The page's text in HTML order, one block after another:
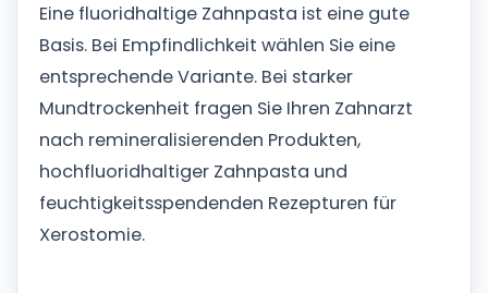
Eine fluoridhaltige Zahnpasta ist eine gute
Basis. Bei Empfindlichkeit wählen Sie eine
entsprechende Variante. Bei starker
Mundtrockenheit fragen Sie Ihren Zahnarzt
nach remineralisierenden Produkten,
hochfluoridhaltiger Zahnpasta und
feuchtigkeitsspendenden Rezepturen für
Xerostomie.